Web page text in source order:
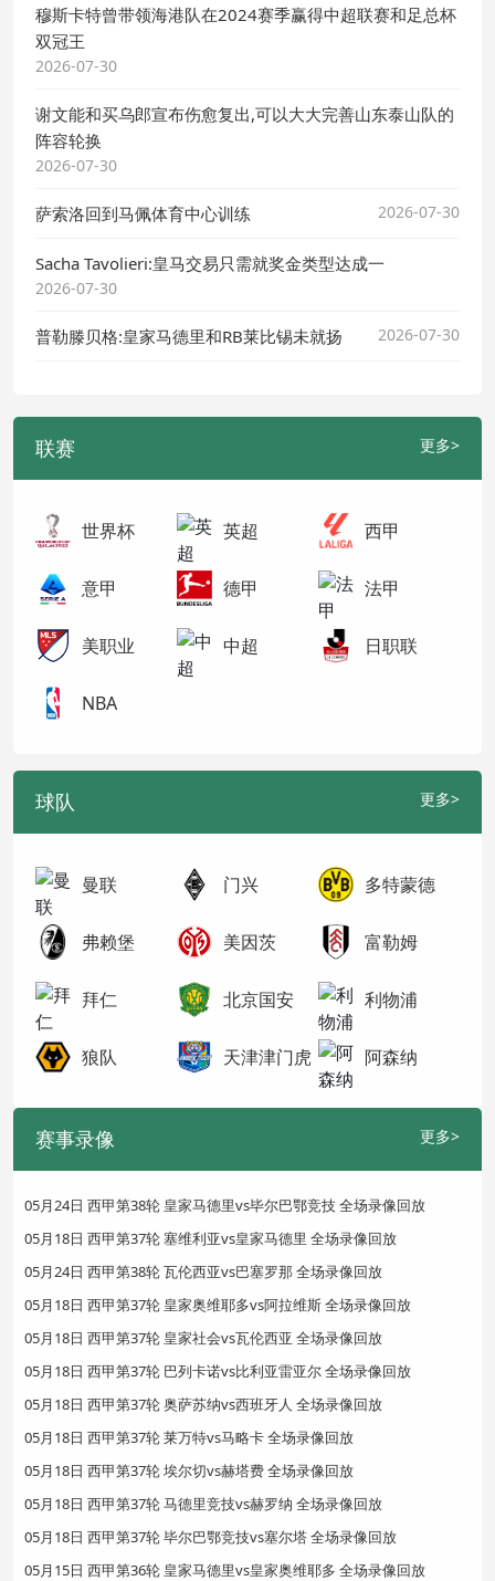
穆斯卡特曾带领海港队在2024赛季赢得中超联赛和足总杯
双冠王
2026-07-30
谢文能和买乌郎宣布伤愈复出,可以大大完善山东泰山队的
阵容轮换
2026-07-30
萨索洛回到马佩体育中心训练 2026-07-30
Sacha Tavolieri:皇马交易只需就奖金类型达成一
2026-07-30
普勒滕贝格:皇家马德里和RB莱比锡未就扬 2026-07-30
联赛 更多>
世界杯 英超 西甲
意甲 德甲 法甲
美职业 中超 日职联
NBA
球队 更多>
曼联 门兴 多特蒙德
弗赖堡 美因茨 富勒姆
拜仁 北京国安 利物浦
狼队 天津津门虎 阿森纳
赛事录像 更多>
05月24日 西甲第38轮 皇家马德里vs毕尔巴鄂竞技 全场录像回放
05月18日 西甲第37轮 塞维利亚vs皇家马德里 全场录像回放
05月24日 西甲第38轮 瓦伦西亚vs巴塞罗那 全场录像回放
05月18日 西甲第37轮 皇家奥维耶多vs阿拉维斯 全场录像回放
05月18日 西甲第37轮 皇家社会vs瓦伦西亚 全场录像回放
05月18日 西甲第37轮 巴列卡诺vs比利亚雷亚尔 全场录像回放
05月18日 西甲第37轮 奥萨苏纳vs西班牙人 全场录像回放
05月18日 西甲第37轮 莱万特vs马略卡 全场录像回放
05月18日 西甲第37轮 埃尔切vs赫塔费 全场录像回放
05月18日 西甲第37轮 马德里竞技vs赫罗纳 全场录像回放
05月18日 西甲第37轮 毕尔巴鄂竞技vs塞尔塔 全场录像回放
05月15日 西甲第36轮 皇家马德里vs皇家奥维耶多 全场录像回放